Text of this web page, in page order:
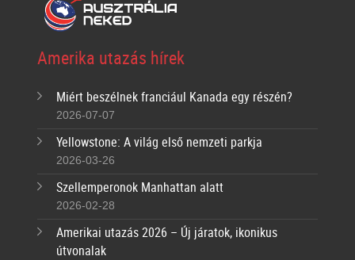
Amerika utazás hírek
Miért beszélnek franciául Kanada egy részén?
2026-07-07
Yellowstone: A világ első nemzeti parkja
2026-03-26
Szellemperonok Manhattan alatt
2026-02-28
Amerikai utazás 2026 – Új járatok, ikonikus
útvonalak